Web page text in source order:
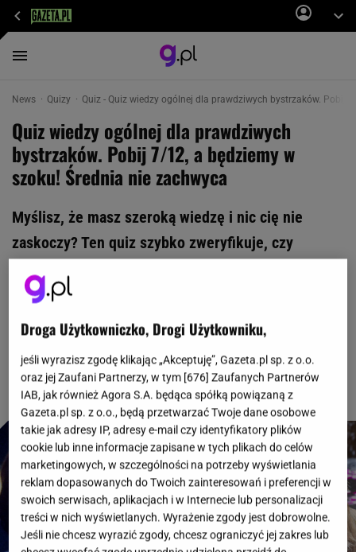
News Quizy Quiz - Quiz wiedzy ogólnej dla prawdziwych bystrzaków. Pobij
Quiz wiedzy ogólnej dla prawdziwych
bystrzaków. Pobij 7/12, a będziemy w
szoku! Średnia nie zachwyca
Myślisz, że masz szeroką wiedzę i nic cię nie
zaskoczy? Ten quiz szybko zweryfikuje, czy
różnych dziedzin - tylko prawdziwy bystrzak
zgarnie okrągły komplet. Podejmiesz wyzwanie?
Powodzenia!
Droga Użytkowniczko, Drogi Użytkowniku,
jeśli wyrazisz zgodę klikając „Akceptuję”, Gazeta.pl sp. z o.o.
oraz jej Zaufani Partnerzy, w tym [676] Zaufanych Partnerów
IAB, jak również Agora S.A. będąca spółką powiązaną z
Gazeta.pl sp. z o.o., będą przetwarzać Twoje dane osobowe
takie jak adresy IP, adresy e-mail czy identyfikatory plików
cookie lub inne informacje zapisane w tych plikach do celów
marketingowych, w szczególności na potrzeby wyświetlania
reklam dopasowanych do Twoich zainteresowań i preferencji w
swoich serwisach, aplikacjach i w Internecie lub personalizacji
treści w nich wyświetlanych. Wyrażenie zgody jest dobrowolne.
Jeśli nie chcesz wyrazić zgody, chcesz ograniczyć jej zakres lub